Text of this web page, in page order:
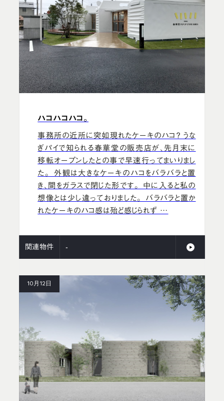
ハコハコハコ。
事務所の近所に突如現れたケーキのハコ？ うな
ぎパイで知られる春華堂の販売店が、先月末に
移転オープンしたとの事で早速行ってまいりまし
た。 外観は大きなケーキのハコをバラバラと置
き、間をガラスで閉じた形です。 中に入ると私の
想像とは少し違っておりました。 バラバラと置か
れたケーキのハコ感は殆ど感じられず …
関連物件 -
10月12日